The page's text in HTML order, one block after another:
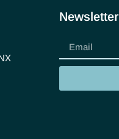
Newsletter